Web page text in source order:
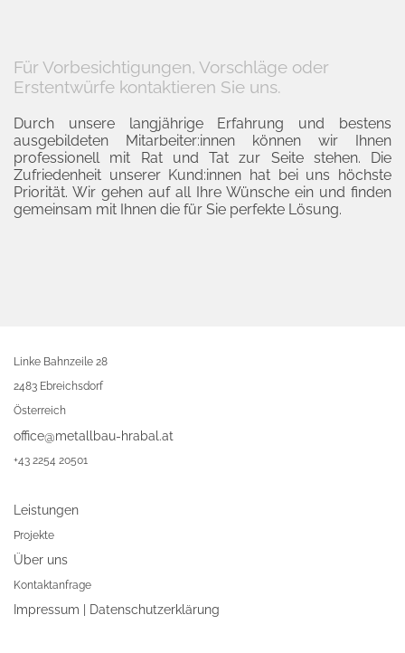
Für Vorbesichtigungen, Vorschläge oder
Erstentwürfe kontaktieren Sie uns.
Durch unsere langjährige Erfahrung und bestens
ausgebildeten Mitarbeiter:innen können wir Ihnen
professionell mit Rat und Tat zur Seite stehen. Die
Zufriedenheit unserer Kund:innen hat bei uns höchste
Priorität. Wir gehen auf all Ihre Wünsche ein und finden
gemeinsam mit Ihnen die für Sie perfekte Lösung.
Linke Bahnzeile 28
2483 Ebreichsdorf
Österreich
office@metallbau-hrabal.at
+43 2254 20501
Leistungen
Projekte
Über uns
Kontaktanfrage
Impressum Datenschutzerklärung